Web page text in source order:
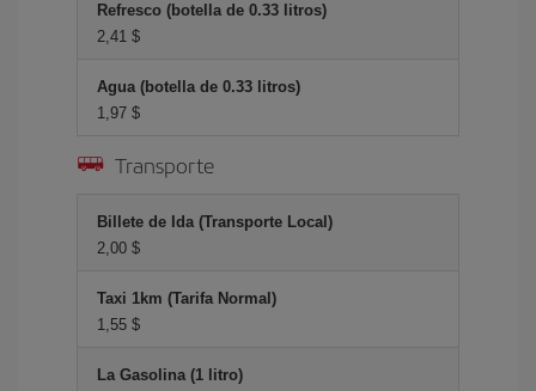
Refresco (botella de 0.33 litros)
2,41 $
Agua (botella de 0.33 litros)
1,97 $
Transporte
Billete de Ida (Transporte Local)
2,00 $
Taxi 1km (Tarifa Normal)
1,55 $
La Gasolina (1 litro)